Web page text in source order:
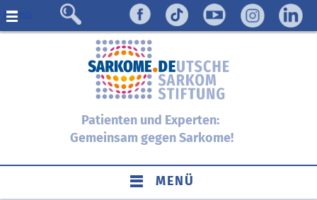
Menü
Patienten und Experten:
Gemeinsam gegen Sarkome!
MENÜ